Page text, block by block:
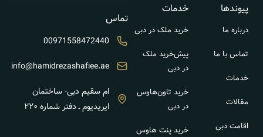
پیوندها
درباره ما
تماس با ما
خدمات
مقالات
اقامت دبی
خدمات
خرید ملک در دبی
پیش‌خرید ملک
در دبی
خرید تاون‌هاوس
در دبی
خرید پنت هاوس
تماس
00971558472440
info@hamidrezashafiee.ae
ام سقیم دبی- ساختمان
ایریدیوم ـ دفتر شماره ۲۲۰